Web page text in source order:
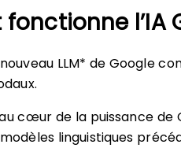
l’IA
LLM* de Google
cœur de la puissance de
linguistiques